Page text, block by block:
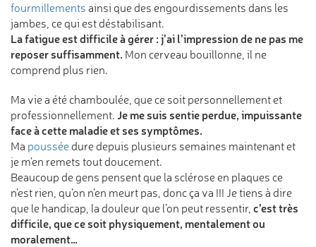
fourmillements ainsi que des engourdissements dans les
jambes, ce qui est déstabilisant.
La fatigue est difficile à gérer : j’ai l’impression de ne pas me
reposer suffisamment. Mon cerveau bouillonne, il ne
comprend plus rien.
Ma vie a été chamboulée, que ce soit personnellement et
professionnellement. Je me suis sentie perdue, impuissante
face à cette maladie et ses symptômes.
Ma pousséedure depuis plusieurs semaines maintenant et
je m’en remets tout doucement.
Beaucoup de gens pensent que la sclérose en plaques ce
n'est rien, qu’on n’en meurt pas, donc ça va !!! Je tiens à dire
que le handicap, la douleur que l’on peut ressentir, c’est très
difficile, que ce soit physiquement, mentalement ou
moralement…